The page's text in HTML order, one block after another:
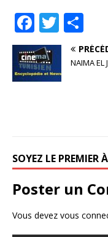
F
a
c
e
k
T
w
it
te
ar
ta
NAIMA EL
SOYEZ LE PREMIER
Poster un
Vous devez vous